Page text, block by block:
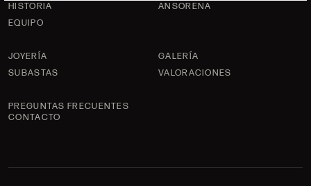
HISTORIA
ANSORENA
EQUIPO
JOYERÍA
GALERÍA
SUBASTAS
VALORACIONES
PREGUNTAS FRECUENTES
CONTACTO